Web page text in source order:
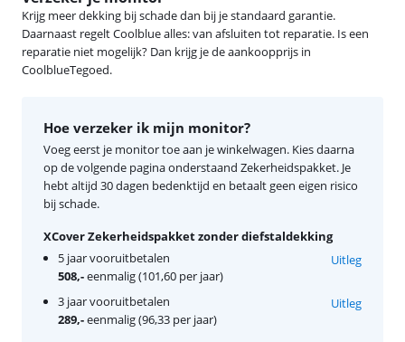
Krijg meer dekking bij schade dan bij je standaard garantie.
Daarnaast regelt Coolblue alles: van afsluiten tot reparatie. Is een
reparatie niet mogelijk? Dan krijg je de aankoopprijs in
CoolblueTegoed.
Hoe verzeker ik mijn monitor?
Voeg eerst je monitor toe aan je winkelwagen. Kies daarna
op de volgende pagina onderstaand Zekerheidspakket. Je
hebt altijd 30 dagen bedenktijd en betaalt geen eigen risico
bij schade.
XCover Zekerheidspakket zonder diefstaldekking
5 jaar vooruitbetalen
508,-eenmalig (101,60 per jaar)
Uitleg
3 jaar vooruitbetalen
289,-eenmalig (96,33 per jaar)
Uitleg